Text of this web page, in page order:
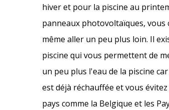
hiver et pour la piscine au
panneaux photovoltaïques, vous
même aller un peu plus loin. Il
piscine qui vous permettent de
un peu plus l'eau de la piscine
est déjà réchauffée et vous
pays comme la Belgique et les